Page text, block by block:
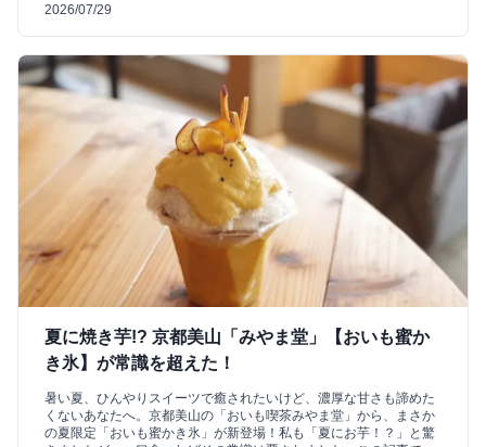
2026/07/29
夏に焼き芋!? 京都美山「みやま堂」【おいも蜜か
き氷】が常識を超えた！
暑い夏、ひんやりスイーツで癒されたいけど、濃厚な甘さも諦めた
くないあなたへ。京都美山の「おいも喫茶みやま堂」から、まさか
の夏限定「おいも蜜かき氷」が新登場！私も「夏にお芋！？」と驚